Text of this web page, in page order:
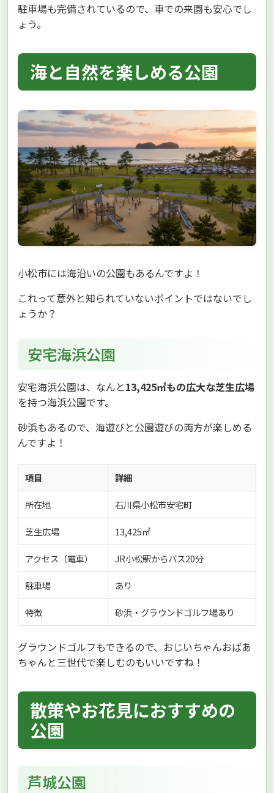
駐車場も完備されているので、車での来園も安心でし
ょう。
海と自然を楽しめる公園
小松市には海沿いの公園もあるんですよ！
これって意外と知られていないポイントではないでし
ょうか？
安宅海浜公園
安宅海浜公園は、なんと13,425㎡もの広大な芝生広場
を持つ海浜公園です。
砂浜もあるので、海遊びと公園遊びの両方が楽しめる
んですよ！
項目 詳細
所在地 石川県小松市安宅町
芝生広場 13,425㎡
アクセス（電車） JR小松駅からバス20分
駐車場 あり
特徴 砂浜・グラウンドゴルフ場あり
グラウンドゴルフもできるので、おじいちゃんおばあ
ちゃんと三世代で楽しむのもいいですね！
散策やお花見におすすめの
公園
芦城公園